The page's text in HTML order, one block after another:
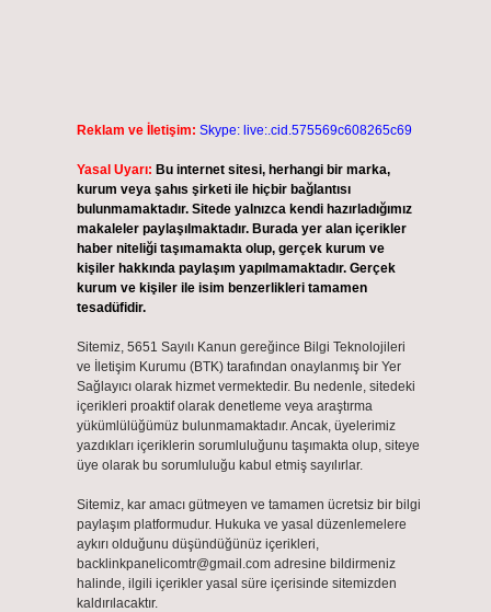
Reklam ve İletişim: Skype: live:.cid.575569c608265c69
Yasal Uyarı: Bu internet sitesi, herhangi bir marka,
kurum veya şahıs şirketi ile hiçbir bağlantısı
bulunmamaktadır. Sitede yalnızca kendi hazırladığımız
makaleler paylaşılmaktadır. Burada yer alan içerikler
haber niteliği taşımamakta olup, gerçek kurum ve
kişiler hakkında paylaşım yapılmamaktadır. Gerçek
kurum ve kişiler ile isim benzerlikleri tamamen
tesadüfidir.
Sitemiz, 5651 Sayılı Kanun gereğince Bilgi Teknolojileri
ve İletişim Kurumu (BTK) tarafından onaylanmış bir Yer
Sağlayıcı olarak hizmet vermektedir. Bu nedenle, sitedeki
içerikleri proaktif olarak denetleme veya araştırma
yükümlülüğümüz bulunmamaktadır. Ancak, üyelerimiz
yazdıkları içeriklerin sorumluluğunu taşımakta olup, siteye
üye olarak bu sorumluluğu kabul etmiş sayılırlar.
Sitemiz, kar amacı gütmeyen ve tamamen ücretsiz bir bilgi
paylaşım platformudur. Hukuka ve yasal düzenlemelere
aykırı olduğunu düşündüğünüz içerikleri,
backlinkpanelicomtr@gmail.comadresine bildirmeniz
halinde, ilgili içerikler yasal süre içerisinde sitemizden
kaldırılacaktır.